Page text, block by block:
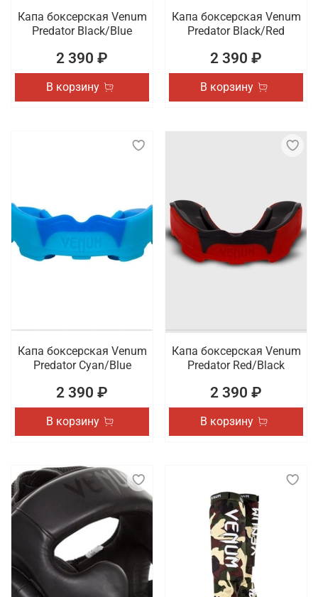
Капа боксерская Venum
Predator Black/Blue
2 390 ₽
В корзину
Капа боксерская Venum
Predator Black/Red
2 390 ₽
В корзину
Капа боксерская Venum
Predator Cyan/Blue
2 390 ₽
В корзину
Капа боксерская Venum
Predator Red/Black
2 390 ₽
В корзину